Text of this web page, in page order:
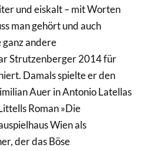
und eiskalt – mit Worten
man gehört und auch
ganz andere
Strutzenberger 2014 für
Damals spielte er den
Auer in Antonio Latellas
Roman »Die
Wien als
der das Böse